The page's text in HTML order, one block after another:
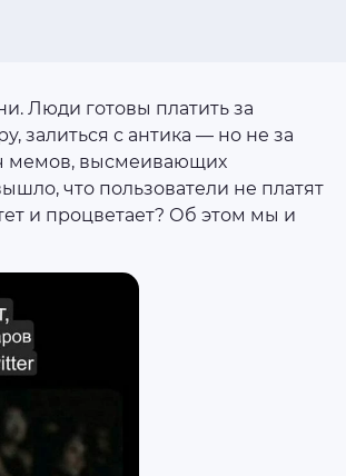
Люди готовы платить за
залиться с антика — но не за
мемов, высмеивающих
что пользователи не платят
и процветает? Об этом мы и